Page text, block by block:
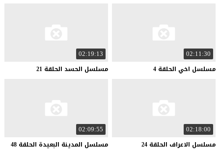
02:11:30
مسلسل اخي الحلقة 4
02:19:13
مسلسل الحسد الحلقة 21
02:18:00
مسلسل الاعراف الحلقة 24
02:09:55
مسلسل المدينة البعيدة الحلقة 48